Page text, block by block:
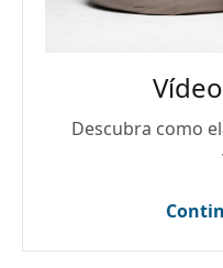
Descubra como